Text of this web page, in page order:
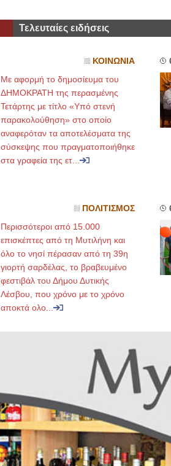
Τελευταίες ειδήσεις
ΚΟΙΝΩΝΙΑ
Με αφορμή το δημοσίευμα του
ΔΗΜΟΚΡΑΤΗ της περασμένης
Τετάρτης με τίτλο «Υπό στενή
παρακολούθηση» στο οποίο
αναφερόταν τα αποτελέσματα της
σύσκεψης που πραγματοποιήθηκε
στα γραφεία της ετ...
ΠΟΛΙΤΙΣΜΟΣ
Περισσότεροι από 15.000
επισκέπτες από τη Μυτιλήνη και
όλο το νησί πέρασαν από τη 39η
γιορτή σαρδέλας, το βραβευμένο
φεστιβάλ του Δήμου Δυτικής
Λέσβου, που χρόνο με το χρόνο
αποκτά ολο...